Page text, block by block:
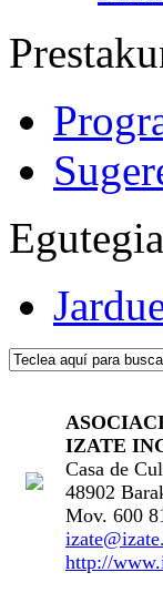
Egutegia
ASOCIAC
IZATE
Casa de
48902
Mov. 600
http://